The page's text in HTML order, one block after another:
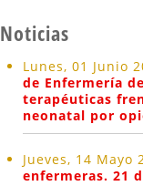
Noticias
Lunes, 01 Junio
de Enfermería
terapéuticas
neonatal por
Jueves, 14 Mayo
enfermeras. 21